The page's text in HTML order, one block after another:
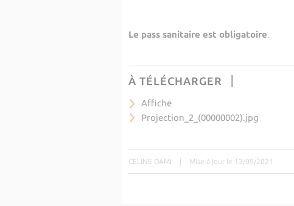
Le pass sanitaire est obligatoire.
À TÉLÉCHARGER
Affiche
Projection_2_(00000002).jpg
CELINE DAMI | Mise à jour le 13/09/2021